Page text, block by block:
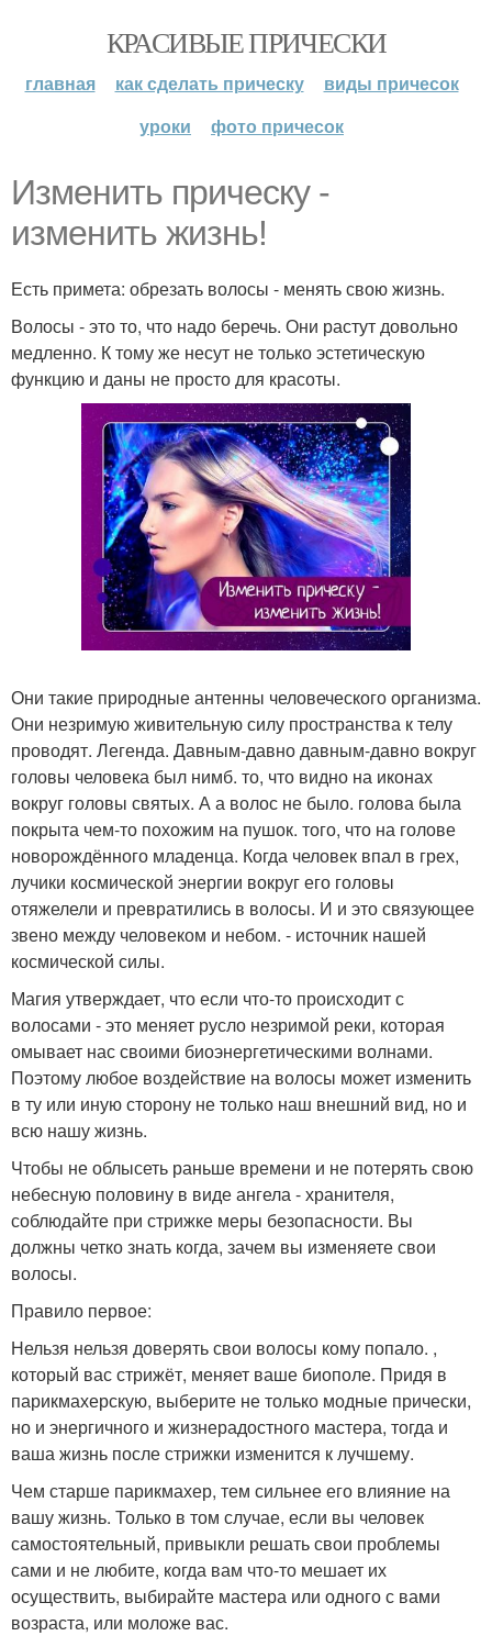
КРАСИВЫЕ ПРИЧЕСКИ
главная как сделать прическу
виды причесок
уроки
фото причесок
Изменить прическу -
изменить жизнь!
Есть примета: обрезать волосы - менять свою жизнь.
Волосы - это то, что надо беречь. Они растут довольно
медленно. К тому же несут не только эстетическую
функцию и даны не просто для красоты.
Они такие природные антенны человеческого организма.
Они незримую живительную силу пространства к телу
проводят. Легенда. Давным-давно давным-давно вокруг
головы человека был нимб. то, что видно на иконах
вокруг головы святых. А а волос не было. голова была
покрыта чем-то похожим на пушок. того, что на голове
новорождённого младенца. Когда человек впал в грех,
лучики космической энергии вокруг его головы
отяжелели и превратились в волосы. И и это связующее
звено между человеком и небом. - источник нашей
космической силы.
Магия утверждает, что если что-то происходит с
волосами - это меняет русло незримой реки, которая
омывает нас своими биоэнергетическими волнами.
Поэтому любое воздействие на волосы может изменить
в ту или иную сторону не только наш внешний вид, но и
всю нашу жизнь.
Чтобы не облысеть раньше времени и не потерять свою
небесную половину в виде ангела - хранителя,
соблюдайте при стрижке меры безопасности. Вы
должны четко знать когда, зачем вы изменяете свои
волосы.
Правило первое:
Нельзя нельзя доверять свои волосы кому попало. ,
который вас стрижёт, меняет ваше биополе. Придя в
парикмахерскую, выберите не только модные прически,
но и энергичного и жизнерадостного мастера, тогда и
ваша жизнь после стрижки изменится к лучшему.
Чем старше парикмахер, тем сильнее его влияние на
вашу жизнь. Только в том случае, если вы человек
самостоятельный, привыкли решать свои проблемы
сами и не любите, когда вам что-то мешает их
осуществить, выбирайте мастера или одного с вами
возраста, или моложе вас.